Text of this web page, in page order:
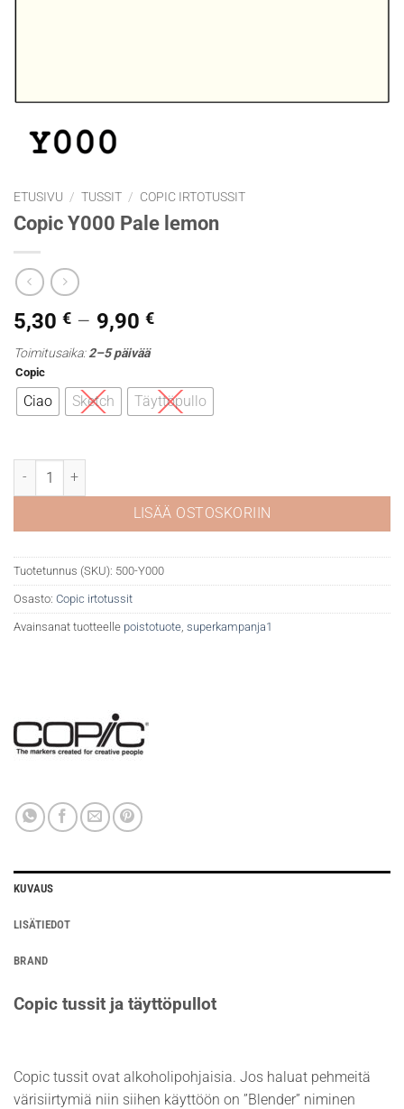
ETUSIVU / TUSSIT / COPIC IRTOTUSSIT
Copic Y000 Pale lemon
5,30 € – 9,90 €Hintaluokka:
9,90 €
Toimitusaika:2–5 päivää
Copic
Ciao Sketch Täyttöpullo
Copic Y000 Pale lemon määrä
LISÄÄ OSTOSKORIIN
Tuotetunnus (SKU): 500-Y000
Osasto: Copic irtotussit
Avainsanat tuotteelle poistotuote, superkampanja1
KUVAUS
LISÄTIEDOT
BRAND
Copic tussit ja täyttöpullot
Copic tussit ovat alkoholipohjaisia. Jos haluat pehmeitä
värisiirtymiä niin siihen käyttöön on ”Blender” niminen